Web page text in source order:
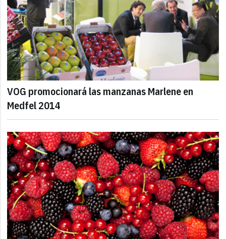
VOG promocionará las manzanas Marlene en
Medfel 2014